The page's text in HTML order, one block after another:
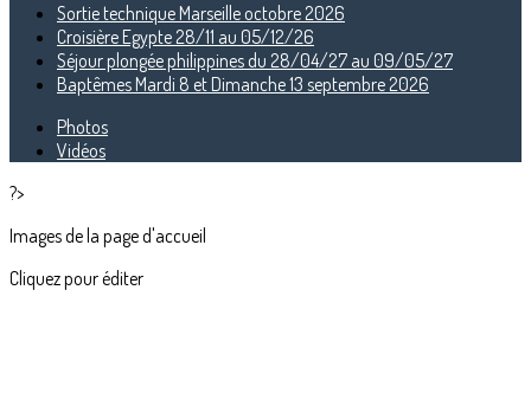
Sortie technique Marseille octobre 2026
Croisière Egypte 28/11 au 05/12/26
Séjour plongée philippines du 28/04/27 au 09/05/27
Baptêmes Mardi 8 et Dimanche 13 septembre 2026
Photos
Vidéos
?>
Images de la page d'accueil
Cliquez pour éditer